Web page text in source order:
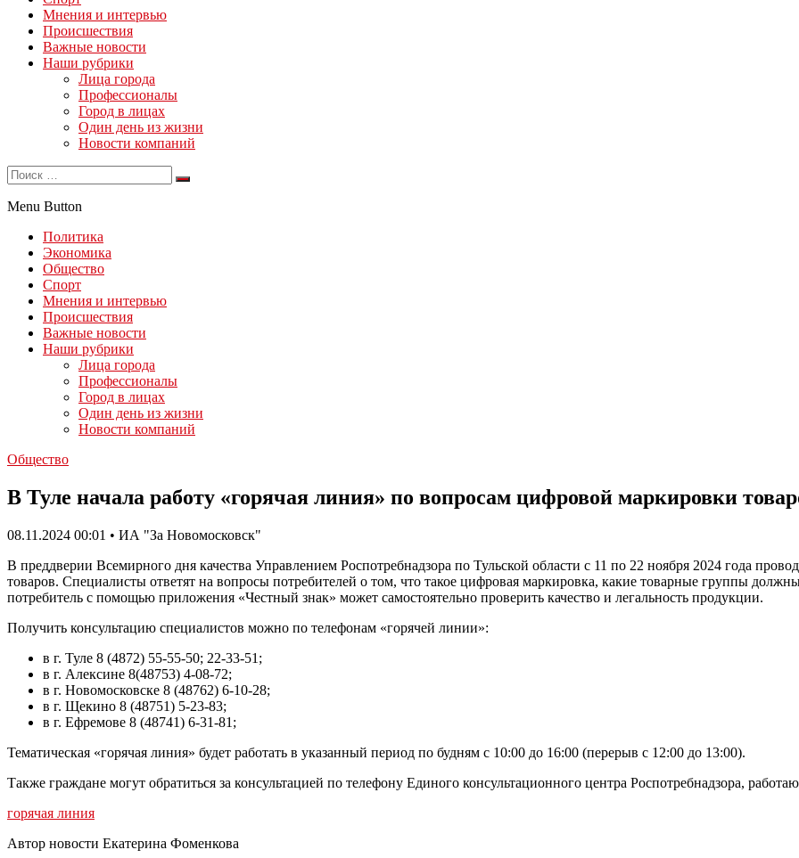
Мнения и интервью
Происшествия
Важные новости
Наши рубрики
Лица города
Профессионалы
Город в лицах
Один день из жизни
Новости компаний
Menu Button
Политика
Экономика
Общество
Спорт
Мнения и интервью
Происшествия
Важные новости
Наши рубрики
Лица города
Профессионалы
Город в лицах
Один день из жизни
Новости компаний
Общество
В Туле начала работу «горячая линия» по вопросам цифровой маркировки
08.11.2024 00:01 • ИА "За Новомосковск"
В преддверии Всемирного дня качества Управлением Роспотребнадзора по Тульской области с 11 по 22 ноября 2024 года
товаров. Специалисты ответят на вопросы потребителей о том, что такое цифровая маркировка, какие товарные группы
потребитель с помощью приложения «Честный знак» может самостоятельно проверить качество и легальность продукции.
Получить консультацию специалистов можно по телефонам «горячей линии»:
в г. Туле 8 (4872) 55-55-50; 22-33-51;
в г. Алексине 8(48753) 4-08-72;
в г. Новомосковске 8 (48762) 6-10-28;
в г. Щекино 8 (48751) 5-23-83;
в г. Ефремове 8 (48741) 6-31-81;
Тематическая «горячая линия» будет работать в указанный период по будням с 10:00 до 16:00 (перерыв с 12:00 до 13:00).
Также граждане могут обратиться за консультацией по телефону Единого консультационного центра Роспотребнадзора,
горячая линия
Автор новости Екатерина Фоменкова